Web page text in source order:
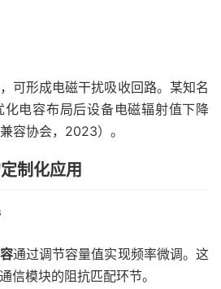
，可形成电磁干扰吸收回路。某知名
化电容布局后设备电磁辐射值下降
容协会，2023）。
制化应用
通过调节容量值实现频率微调。这
信模块的阻抗匹配环节。